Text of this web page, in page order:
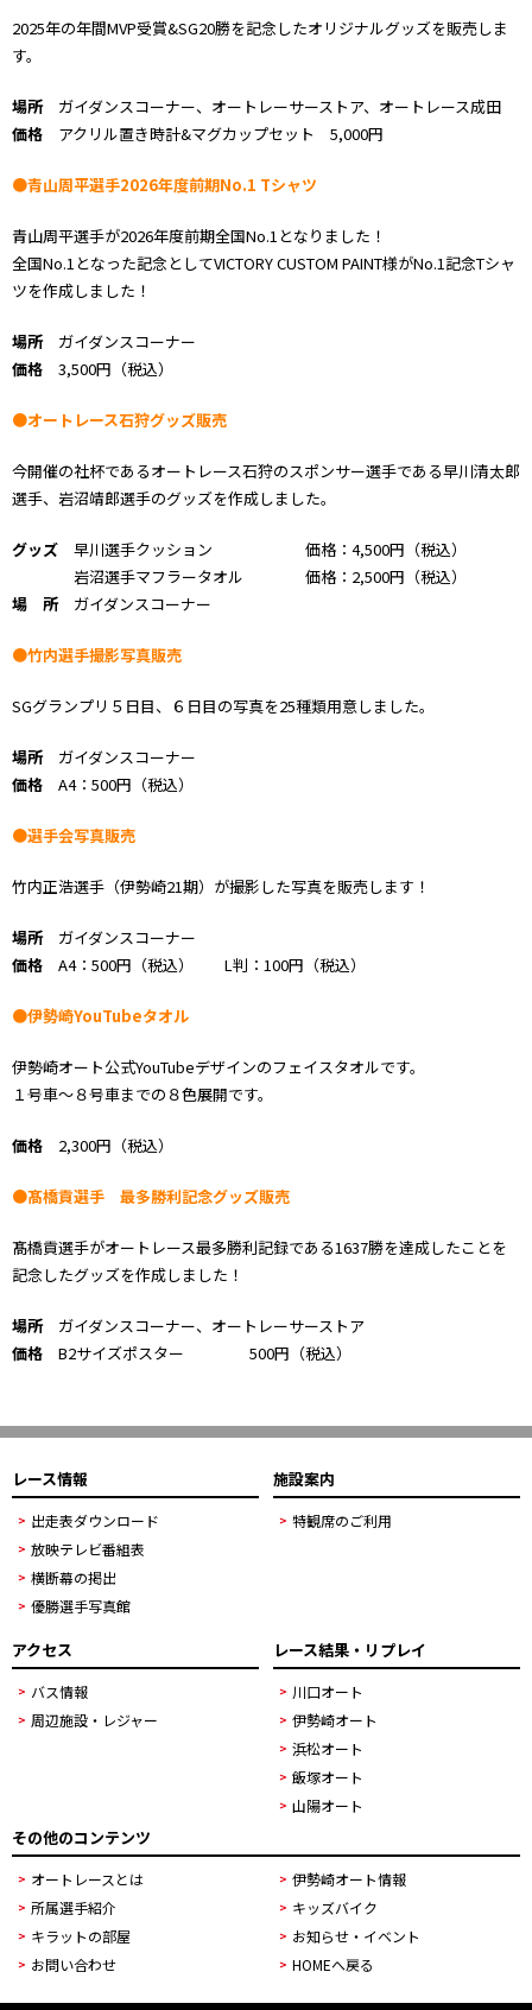
2025年の年間MVP受賞&SG20勝を記念したオリジナルグッズを販売しま
す。
場所 ガイダンスコーナー、オートレーサーストア、オートレース成田
価格 アクリル置き時計&マグカップセット 5,000円
●青山周平選手2026年度前期No.1 Tシャツ
青山周平選手が2026年度前期全国No.1となりました！
全国No.1となった記念としてVICTORY CUSTOM PAINT様がNo.1記念Tシャ
ツを作成しました！
場所ガイダンスコーナー
価格 3,500円（税込）
●オートレース石狩グッズ販売
今開催の社杯であるオートレース石狩のスポンサー選手である早川清太郎
選手、岩沼靖郎選手のグッズを作成しました。
グッズ 早川選手クッション 価格：4,500円（税込）
岩沼選手マフラータオル 価格：2,500円（税込）
場 所ガイダンスコーナー
●竹内選手撮影写真販売
SGグランプリ５日目、６日目の写真を25種類用意しました。
場所ガイダンスコーナー
価格 A4：500円（税込）
●選手会写真販売
竹内正浩選手（伊勢崎21期）が撮影した写真を販売します！
場所ガイダンスコーナー
価格 A4：500円（税込） L判：100円（税込）
●伊勢崎YouTubeタオル
伊勢崎オート公式YouTubeデザインのフェイスタオルです。
１号車～８号車までの８色展開です。
価格 2,300円（税込）
●髙橋貢選手 最多勝利記念グッズ販売
髙橋貢選手がオートレース最多勝利記録である1637勝を達成したことを
記念したグッズを作成しました！
場所ガイダンスコーナー、オートレーサーストア
価格 B2サイズポスター 500円（税込）
レース情報
出走表ダウンロード
放映テレビ番組表
横断幕の掲出
優勝選手写真館
施設案内
特観席のご利用
アクセス
バス情報
周辺施設・レジャー
レース結果・リプレイ
川口オート
伊勢崎オート
浜松オート
飯塚オート
山陽オート
その他のコンテンツ
オートレースとは
伊勢崎オート情報
所属選手紹介
キッズバイク
キラットの部屋
お知らせ・イベント
お問い合わせ
HOMEへ戻る